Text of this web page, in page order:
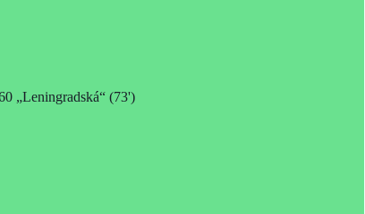
„Leningradská“ (73')